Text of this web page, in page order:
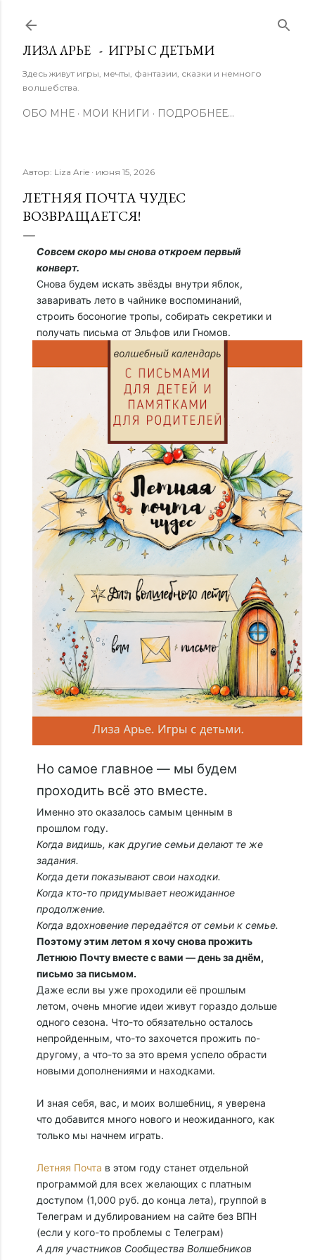
ЛИЗА АРЬЕ - ИГРЫ С ДЕТЬМИ
Здесь живут игры, мечты, фантазии, сказки и немного
волшебства.
ОБО МНЕ МОИ КНИГИ ПОДРОБНЕЕ…
Автор: Liza Arie июня 15, 2026
ЛЕТНЯЯ ПОЧТА ЧУДЕС
ВОЗВРАЩАЕТСЯ!
Совсем скоро мы снова откроем первый
конверт.
Снова будем искать звёзды внутри яблок,
заваривать лето в чайнике воспоминаний,
строить босоногие тропы, собирать секретики и
получать письма от Эльфов или Гномов.
Но самое главное — мы будем
проходить всё это вместе.
Именно это оказалось самым ценным в
прошлом году.
Когда видишь, как другие семьи делают те же
задания.
Когда дети показывают свои находки.
Когда кто-то придумывает неожиданное
продолжение.
Когда вдохновение передаётся от семьи к семье.
Поэтому этим летом я хочу снова прожить
Летнюю Почту вместе с вами — день за днём,
письмо за письмом.
Даже если вы уже проходили её прошлым
летом, очень многие идеи живут гораздо дольше
одного сезона. Что-то обязательно осталось
непройденным, что-то захочется прожить по-
другому, а что-то за это время успело обрасти
новыми дополнениями и находками.
И зная себя, вас, и моих волшебниц, я уверена
что добавится много нового и неожиданного, как
только мы начнем играть.
Летняя Почта в этом году станет отдельной
программой для всех желающих с платным
доступом (1,000 руб. до конца лета), группой в
Телеграм и дублированием на сайте без ВПН
(если у кого-то проблемы с Телеграм)
А для участников Сообщества Волшебников